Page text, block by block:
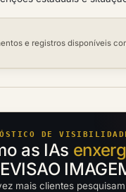
e registros disponíveis
DE
as IAs
mais clientes